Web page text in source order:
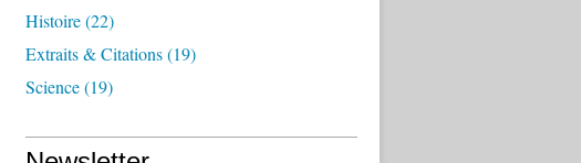
Histoire(22)
Extraits & Citations(19)
Science(19)